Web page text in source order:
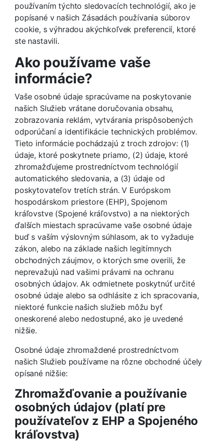
používaním týchto sledovacích technológií, ako je
popísané v našich Zásadách používania súborov
cookie, s výhradou akýchkoľvek preferencií, ktoré
ste nastavili.
Ako používame vaše
informácie?
Vaše osobné údaje spracúvame na poskytovanie
našich Služieb vrátane doručovania obsahu,
zobrazovania reklám, vytvárania prispôsobených
odporúčaní a identifikácie technických problémov.
Tieto informácie pochádzajú z troch zdrojov: (1)
údaje, ktoré poskytnete priamo, (2) údaje, ktoré
zhromažďujeme prostredníctvom technológií
automatického sledovania, a (3) údaje od
poskytovateľov tretích strán. V Európskom
hospodárskom priestore (EHP), Spojenom
kráľovstve (Spojené kráľovstvo) a na niektorých
ďalších miestach spracúvame vaše osobné údaje
buď s vaším výslovným súhlasom, ak to vyžaduje
zákon, alebo na základe našich legitímnych
obchodných záujmov, o ktorých sme overili, že
neprevažujú nad vašimi právami na ochranu
osobných údajov. Ak odmietnete poskytnúť určité
osobné údaje alebo sa odhlásite z ich spracovania,
niektoré funkcie našich služieb môžu byť
oneskorené alebo nedostupné, ako je uvedené
nižšie.
Osobné údaje zhromaždené prostredníctvom
našich Služieb používame na rôzne obchodné účely
opísané nižšie:
Zhromažďovanie a používanie
osobných údajov (platí pre
používateľov z EHP a Spojeného
kráľovstva)